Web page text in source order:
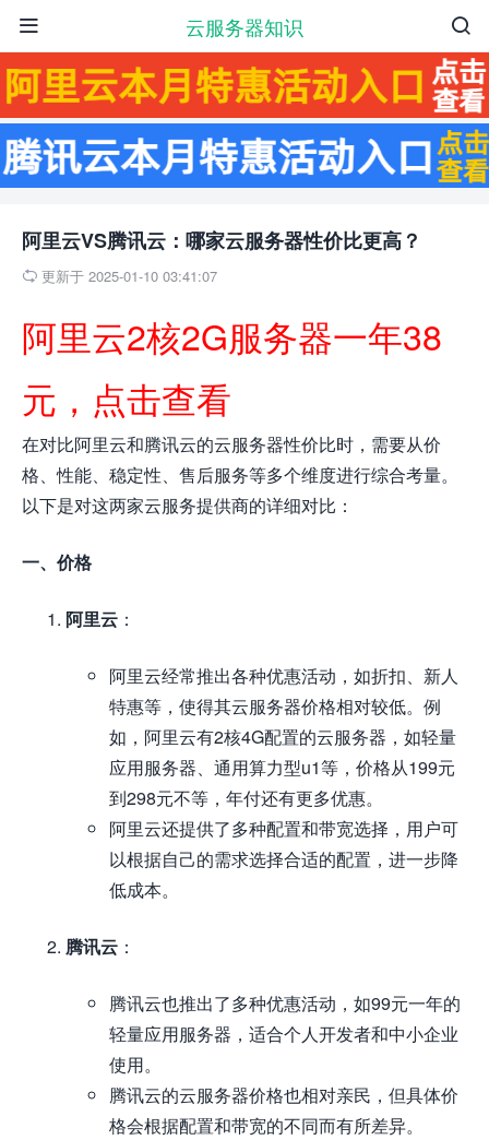
云服务器知识 

阿里云VS腾讯云：哪家云服务器性价比更高？
 更新于 2025-01-10 03:41:07
阿里云2核2G服务器一年38
元，点击查看
在对比阿里云和腾讯云的云服务器性价比时，需要从价
格、性能、稳定性、售后服务等多个维度进行综合考量。
以下是对这两家云服务提供商的详细对比：
一、价格
阿里云 ：
阿里云经常推出各种优惠活动，如折扣、新人
特惠等，使得其云服务器价格相对较低。例
如，阿里云有2核4G配置的云服务器，如轻量
应用服务器、通用算力型u1等，价格从199元
到298元不等，年付还有更多优惠。
阿里云还提供了多种配置和带宽选择，用户可
以根据自己的需求选择合适的配置，进一步降
低成本。
腾讯云 ：
腾讯云也推出了多种优惠活动，如99元一年的
轻量应用服务器，适合个人开发者和中小企业
使用。
腾讯云的云服务器价格也相对亲民，但具体价
格会根据配置和带宽的不同而有所差异。